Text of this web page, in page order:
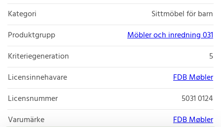
Kategori
Sittmöbel för barn
Produktgrupp
Möbler och inredning 031
Kriteriegeneration
5
Licensinnehavare
FDB Møbler
Licensnummer
5031 0124
Varumärke
FDB Møbler